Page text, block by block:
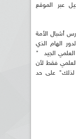
عبر الموقع
أشبال الأمة
الهام الذي
الجيد "
فقط لأن
لذلك" على حد